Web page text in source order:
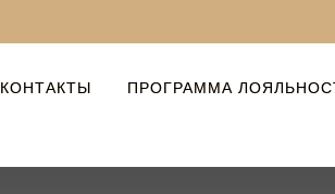
КОНТАКТЫ
КОНТАКТЫ ПРОГРАММА
ПРОГРАММА